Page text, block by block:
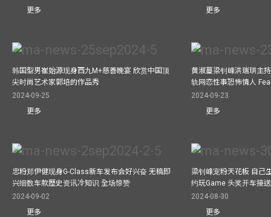
更多
更多
韩国型男崔始源现身西九M+慈善晚宴 欣赏中国顶
尖时尚艺术家郭培的作品秀
2024-09-25
更多
黄淑蔓梁钊峰洪瑞珙主
轨网恋性事恐怖情人
2024-09-23
更多
忠粉郑伊健现身G-Class新车发布会好兴奋 无稿即
兴细数车款歷史资讯冷知识 全场惊赞
2024-09-02
更多
梁钊峰宠粉天花板 自己
约玩Game 头奖开车接送
2024-08-30
更多